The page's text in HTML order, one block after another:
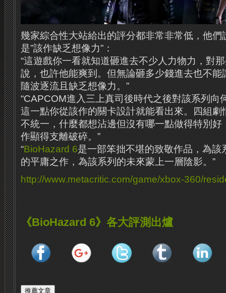
幾家綜合性大站給出的評分都非常非常低，他們
是”該作缺乏想像力”：
“這遊戲你一看就知道砸進去不少人力物力，對
說，也許他能爽到。但無論砸多少錢進去也不能
隨波逐流且缺乏想像力。”
“CAPCOM進入三上真司後時代之後對該系列向
這一點你從該作的關卡設計就能看出來。四組劇
不統一，什麼都想沾邊但沒有哪一點做得特別好
作顯得支離破碎。”
“BioHazard 6是一部笨拙不堪的致敬作品，為該
的平庸之作，為該系列的未來蒙上一層陰影。”
http://www.metacritic.com/game/xbox-360/
《BioHazard 6》各大評測出爐